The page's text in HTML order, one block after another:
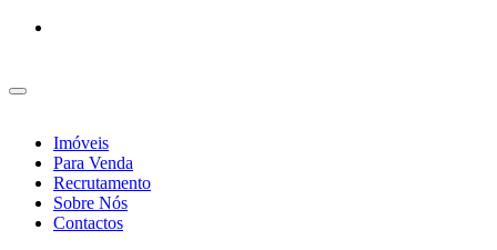
Imóveis
Para Venda
Recrutamento
Sobre Nós
Contactos